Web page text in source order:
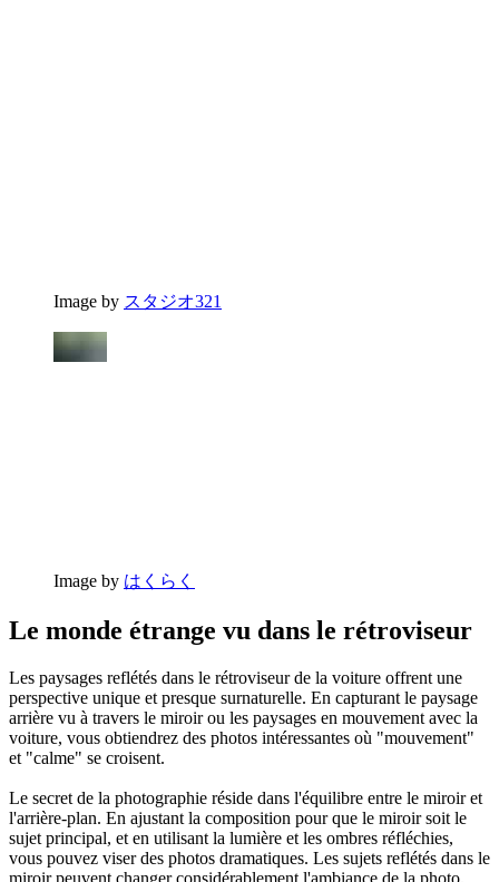
Image by スタジオ321
Image by はくらく
Le monde étrange vu dans le rétroviseur
Les paysages reflétés dans le rétroviseur de la voiture offrent une
perspective unique et presque surnaturelle. En capturant le paysage
arrière vu à travers le miroir ou les paysages en mouvement avec la
voiture, vous obtiendrez des photos intéressantes où "mouvement"
et "calme" se croisent.
Le secret de la photographie réside dans l'équilibre entre le miroir et
l'arrière-plan. En ajustant la composition pour que le miroir soit le
sujet principal, et en utilisant la lumière et les ombres réfléchies,
vous pouvez viser des photos dramatiques. Les sujets reflétés dans le
miroir peuvent changer considérablement l'ambiance de la photo,